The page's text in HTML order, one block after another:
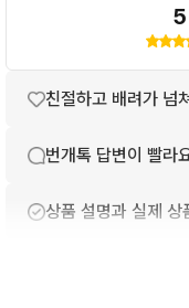
5
친절하고 배려가 넘
번개톡 답변이 빨라
상품 설명과 실제 상